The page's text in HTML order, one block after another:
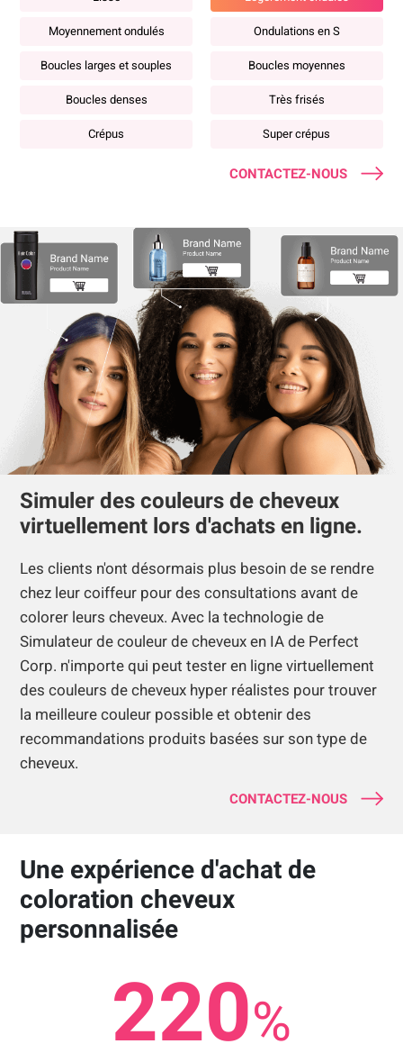
Moyennement ondulés Ondulations en S
Boucles larges et souples Boucles moyennes
Boucles denses Très frisés
Crépus Super crépus
CONTACTEZ-NOUS
Simuler des couleurs de cheveux
virtuellement lors d'achats en ligne.
Les clients n'ont désormais plus besoin de se rendre
chez leur coiffeur pour des consultations avant de
colorer leurs cheveux. Avec la technologie de
Simulateur de couleur de cheveux en IA de Perfect
Corp. n'importe qui peut tester en ligne virtuellement
des couleurs de cheveux hyper réalistes pour trouver
la meilleure couleur possible et obtenir des
recommandations produits basées sur son type de
cheveux.
CONTACTEZ-NOUS
Une expérience d'achat de
coloration cheveux
personnalisée
220%